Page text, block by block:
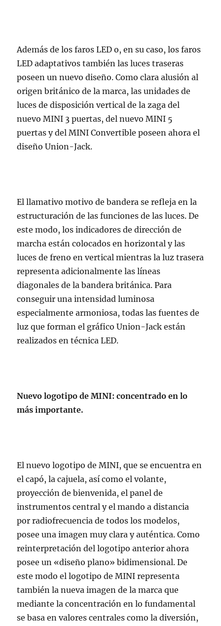
Además de los faros LED o, en su caso, los faros
LED adaptativos también las luces traseras
poseen un nuevo diseño. Como clara alusión al
origen británico de la marca, las unidades de
luces de disposición vertical de la zaga del
nuevo MINI 3 puertas, del nuevo MINI 5
puertas y del MINI Convertible poseen ahora el
diseño Union-Jack.
El llamativo motivo de bandera se refleja en la
estructuración de las funciones de las luces. De
este modo, los indicadores de dirección de
marcha están colocados en horizontal y las
luces de freno en vertical mientras la luz trasera
representa adicionalmente las líneas
diagonales de la bandera británica. Para
conseguir una intensidad luminosa
especialmente armoniosa, todas las fuentes de
luz que forman el gráfico Union-Jack están
realizados en técnica LED.
Nuevo logotipo de MINI: concentrado en lo
más importante.
El nuevo logotipo de MINI, que se encuentra en
el capó, la cajuela, así como el volante,
proyección de bienvenida, el panel de
instrumentos central y el mando a distancia
por radiofrecuencia de todos los modelos,
posee una imagen muy clara y auténtica. Como
reinterpretación del logotipo anterior ahora
posee un «diseño plano» bidimensional. De
este modo el logotipo de MINI representa
también la nueva imagen de la marca que
mediante la concentración en lo fundamental
se basa en valores centrales como la diversión,